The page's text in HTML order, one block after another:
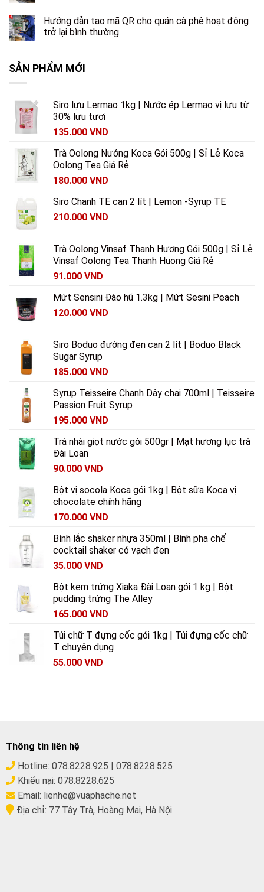
Hướng dẫn tạo mã QR cho quán cà phê hoạt động
trở lại bình thường
SẢN PHẨM MỚI
Siro lựu Lermao 1kg | Nước ép Lermao vị lựu từ
30% lựu tươi
135.000 VND
Trà Oolong Nướng Koca Gói 500g | Sỉ Lẻ Koca
Oolong Tea Giá Rẻ
180.000 VND
Siro Chanh TE can 2 lít | Lemon -Syrup TE
210.000 VND
Trà Oolong Vinsaf Thanh Hương Gói 500g | Sỉ Lẻ
Vinsaf Oolong Tea Thanh Huong Giá Rẻ
91.000 VND
Mứt Sensini Đào hũ 1.3kg | Mứt Sesini Peach
120.000 VND
Siro Boduo đường đen can 2 lít | Boduo Black
Sugar Syrup
185.000 VND
Syrup Teisseire Chanh Dây chai 700ml | Teisseire
Passion Fruit Syrup
195.000 VND
Trà nhài giọt nước gói 500gr | Mạt hương lục trà
Đài Loan
90.000 VND
Bột vị socola Koca gói 1kg | Bột sữa Koca vị
chocolate chính hãng
170.000 VND
Bình lắc shaker nhựa 350ml | Bình pha chế
cocktail shaker có vạch đen
35.000 VND
Bột kem trứng Xiaka Đài Loan gói 1 kg | Bột
pudding trứng The Alley
165.000 VND
Túi chữ T đựng cốc gói 1kg | Túi đựng cốc chữ
T chuyên dụng
55.000 VND
Thông tin liên hệ
Hotline: 078.8228.925
078.8228.525
Khiếu nại: 078.8228.625
Email: lienhe@vuaphache.net
Địa chỉ: 77 Tây Trà, Hoàng Mai, Hà Nội